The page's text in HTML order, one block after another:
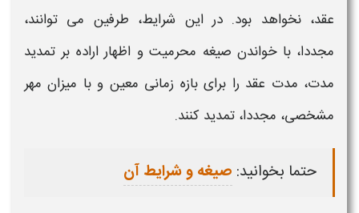
عقد، نخواهد بود. در این شرایط، طرفین می توانند،
مجددا، با خواندن صیغه محرمیت و اظهار اراده بر تمدید
مدت، مدت عقد را برای بازه زمانی معین و با میزان مهر
مشخصی، مجددا، تمدید کنند.
حتما بخوانید: صیغه و شرایط آن